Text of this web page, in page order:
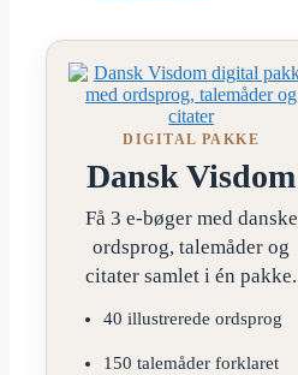
DIGITAL PAKKE
Dansk Visdom
Få 3 e-bøger med danske
ordsprog, talemåder og
citater samlet i én pakke.
40 illustrerede ordsprog
150 talemåder forklaret